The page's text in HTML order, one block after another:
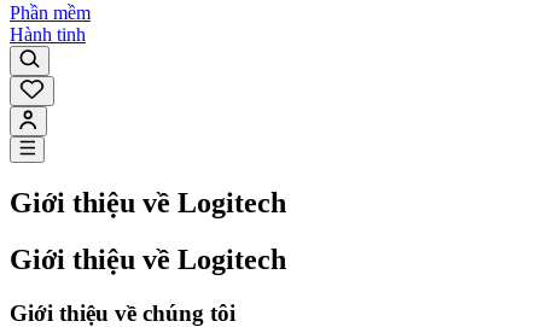
Phần mềm
Hành tinh
Giới thiệu về Logitech
Giới thiệu về Logitech
Giới thiệu về chúng tôi